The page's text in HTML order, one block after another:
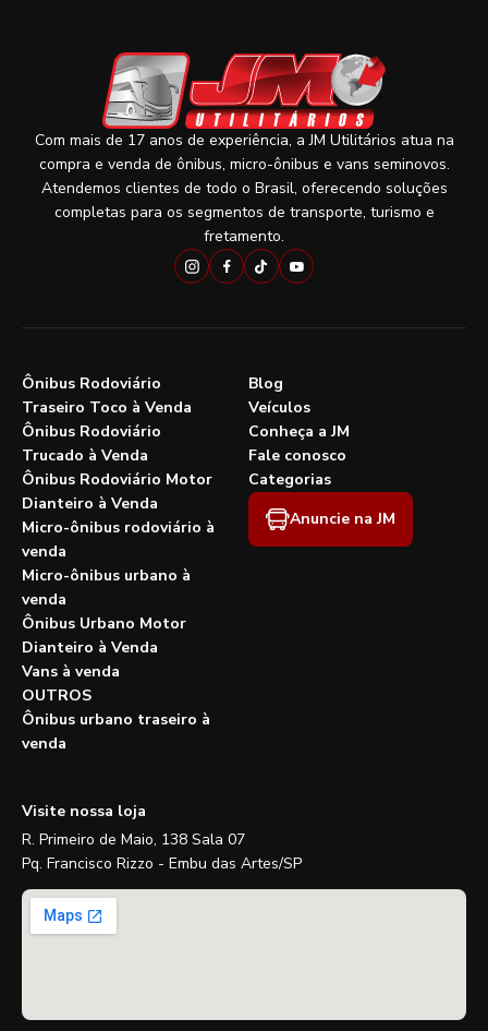
Com mais de 17 anos de experiência, a JM Utilitários atua na
compra e venda de ônibus, micro-ônibus e vans seminovos.
Atendemos clientes de todo o Brasil, oferecendo soluções
completas para os segmentos de transporte, turismo e
fretamento.
Ônibus Rodoviário
Traseiro Toco à Venda
Ônibus Rodoviário
Trucado à Venda
Ônibus Rodoviário Motor
Dianteiro à Venda
Micro-ônibus rodoviário à
venda
Micro-ônibus urbano à
venda
Ônibus Urbano Motor
Dianteiro à Venda
Vans à venda
OUTROS
Ônibus urbano traseiro à
venda
Blog
Veículos
Conheça a JM
Fale conosco
Categorias
Anuncie na JM
Visite nossa loja
R. Primeiro de Maio, 138 Sala 07
Pq. Francisco Rizzo - Embu das Artes/SP